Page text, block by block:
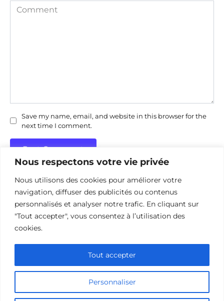
Nous respectons votre vie privée
Nous utilisons des cookies pour améliorer votre
navigation, diffuser des publicités ou contenus
personnalisés et analyser notre trafic. En cliquant sur
"Tout accepter", vous consentez à l’utilisation des
cookies.
Personnaliser
Tout accepter
Comment
Save my name, email, and website in this browser for the
next time I comment.
Politique de confidentialité
Politique d’utilisation des cookies
© 2026 cinehorizon.com